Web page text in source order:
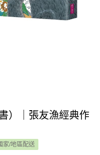
）｜張友漁經典作
家/地區配送